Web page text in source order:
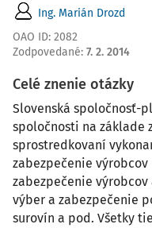
Ing. Marián Drozd
OAO ID: 2082
Zodpovedané: 7. 2. 2014
Celé znenie otázky
Slovenská spoločnosť-
spoločnosti na základe
sprostredkovaní
zabezpečenie
zabezpečenie
výber a zabezpečenie
surovín a pod. Všetky